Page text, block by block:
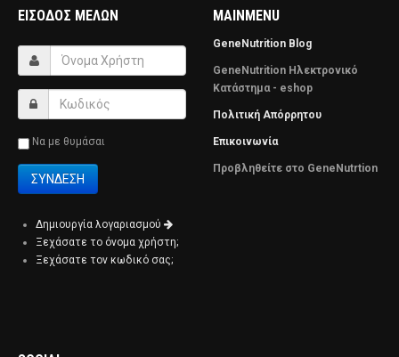
ΕΊΣΟΔΟΣ ΜΕΛΏΝ
Να με θυμάσαι
Δημιουργία λογαριασμού
Ξεχάσατε το όνομα χρήστη;
Ξεχάσατε τον κωδικό σας;
MAINMENU
GeneNutrition Blog
GeneNutrition Ηλεκτρονικό
Κατάστημα - eshop
Πολιτική Απόρρητου
Επικοινωνία
Προβληθείτε στο GeneNutrtion